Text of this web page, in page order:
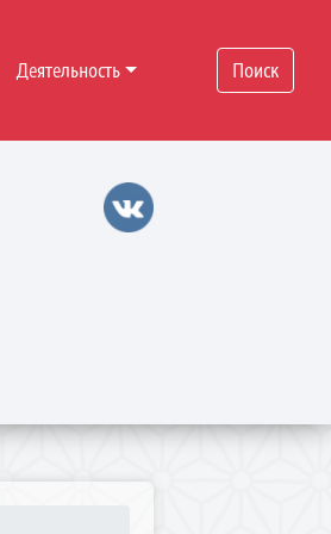
Деятельность
Поиск